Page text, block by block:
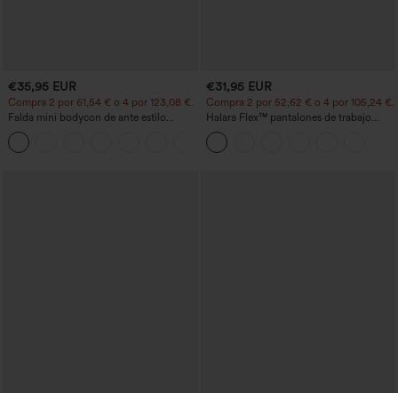
€35,95 EUR
Compra 2 por 61,54 € o 4 por 123,08 €.
Falda mini bodycon de ante estilo
crossover, talle alto, 2 en 1, dobladillo
con flecos, para fiesta
€31,95 EUR
Compra 2 por 52,62 € o 4 por 105,24 €.
Halara Flex™ pantalones de trabajo
cortos de talle alto con bolsillos y
pernera cónica